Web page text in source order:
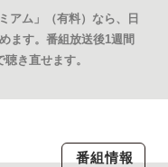
アム」（有料）なら、日
ます。番組放送後1週間
き直せます。
番組情報